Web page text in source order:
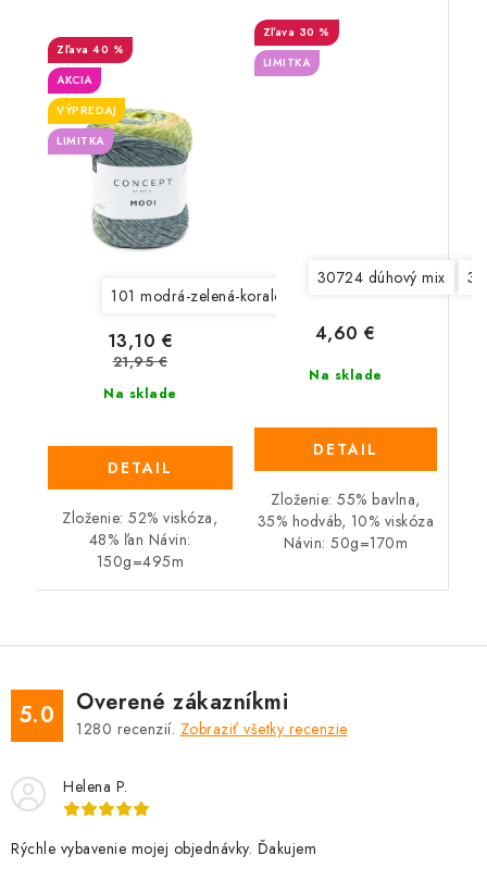
40 %
AKCIA
VÝPREDAJ
LIMITKA
101 modrá-zelená-koralová-pistáciová 103 modrá-
Na sklade
13,10 €
21,95 €
DETAIL
Zloženie: 52% viskóza,
48% ľan Návin:
150g=495m
30 %
LIMITKA
30724 dúhový mix
Na sklade
4,60 €
DETAIL
Zloženie: 55% bavlna,
35% hodváb, 10% viskóza
Návin: 50g=170m
5.0 Overené zákazníkmi
1280 recenzií. Zobraziť všetky recenzie
Helena P.
Rýchle vybavenie mojej objednávky. Ďakujem